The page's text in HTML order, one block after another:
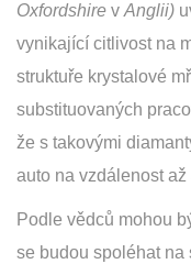
Oxfordshire v Anglii)
vynikající citlivost na
struktuře krystalové
substituovaných
že s takovými
auto na vzdálenost až
Podle vědců mohou
se budou spoléhat na